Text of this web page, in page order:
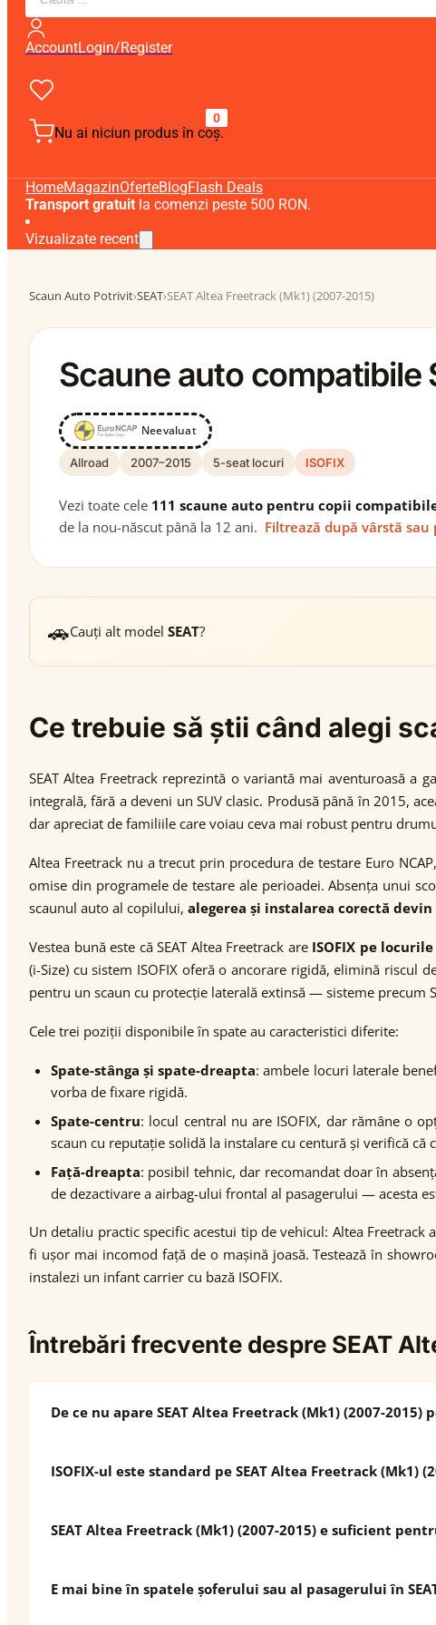
AccountLogin/Register
0
Nu ai niciun produs în coș.
HomeMagazinOferteBlogFlash Deals
Transport gratuit la comenzi peste 500 RON.
Vizualizate recent
Scaun Auto Potrivit›SEAT›SEAT Altea Freetrack (Mk1) (2007-2015)
Scaune auto compatibile
Neevaluat
Allroad 2007–2015 5-seat locuri ISOFIX
Vezi toate cele 111 scaune auto pentru copii
de la nou-născut până la 12 ani. Filtrează după vârstă
🚗Cauți alt model SEAT?
Ce trebuie să știi când alegi
SEAT Altea Freetrack reprezintă o variantă mai aventuroasă a
integrală, fără a deveni un SUV clasic. Produsă până în 2015,
dar apreciat de familiile care voiau ceva mai robust pentru
Altea Freetrack nu a trecut prin procedura de testare Euro
omise din programele de testare ale perioadei. Absența unui
scaunul auto al copilului, alegerea și instalarea corectă
Vestea bună este că SEAT Altea Freetrack are ISOFIX pe
(i-Size) cu sistem ISOFIX oferă o ancorare rigidă, elimină riscul
pentru un scaun cu protecție laterală extinsă — sisteme precum
Cele trei poziții disponibile în spate au caracteristici diferite:
Spate-stânga și spate-dreapta: ambele locuri laterale
vorba de fixare rigidă.
Spate-centru: locul central nu are ISOFIX, dar rămâne o
scaun cu reputație solidă la instalare cu centură și verifică
Față-dreapta: posibil tehnic, dar recomandat doar în
de dezactivare a airbag-ului frontal al pasagerului — acesta
Un detaliu practic specific acestui tip de vehicul: Altea
fi ușor mai incomod față de o mașină joasă. Testează în
instalezi un infant carrier cu bază ISOFIX.
Întrebări frecvente despre SEAT
De ce nu apare SEAT Altea Freetrack (Mk1) (2007-2015)
ISOFIX-ul este standard pe SEAT Altea Freetrack (Mk1)
SEAT Altea Freetrack (Mk1) (2007-2015) e suficient
E mai bine în spatele șoferului sau al pasagerului în